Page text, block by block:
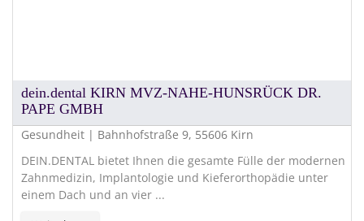
dein.dental KIRN MVZ-NAHE-HUNSRÜCK DR.
PAPE GMBH
Gesundheit | Bahnhofstraße 9, 55606 Kirn
DEIN.DENTAL bietet Ihnen die gesamte Fülle der modernen
Zahnmedizin, Implantologie und Kieferorthopädie unter
einem Dach und an vier ...